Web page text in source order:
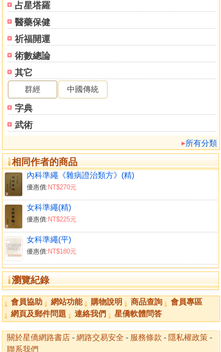
占星塔羅
醫藥保健
祈福開運
術數總論
其它
群經 中國傳統
字典
武術
所有分類
相同作者的商品
內科準繩《雜病證治類方》(精)
優惠價: NT$270元
女科準繩(精)
優惠價: NT$225元
女科準繩(平)
優惠價: NT$180元
瀏覽紀錄
會員協助 網站功能 購物說明 商品查詢
會員專區
網頁及郵件問題
連絡我們 星僑軟體問答
關於星僑網路書店 - 網路交易安全 - 服務條款 - 隱私權政策 -
聯系我們